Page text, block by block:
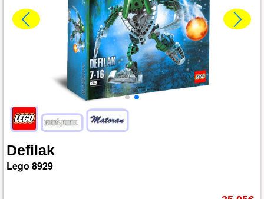
Defilak
Lego 8929